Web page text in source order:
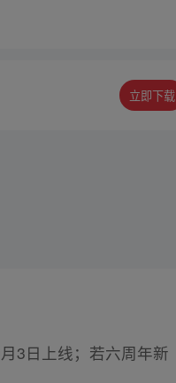
立即下载
3日上线；若六周年新